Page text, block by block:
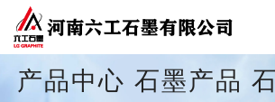
产品中心 石墨产品